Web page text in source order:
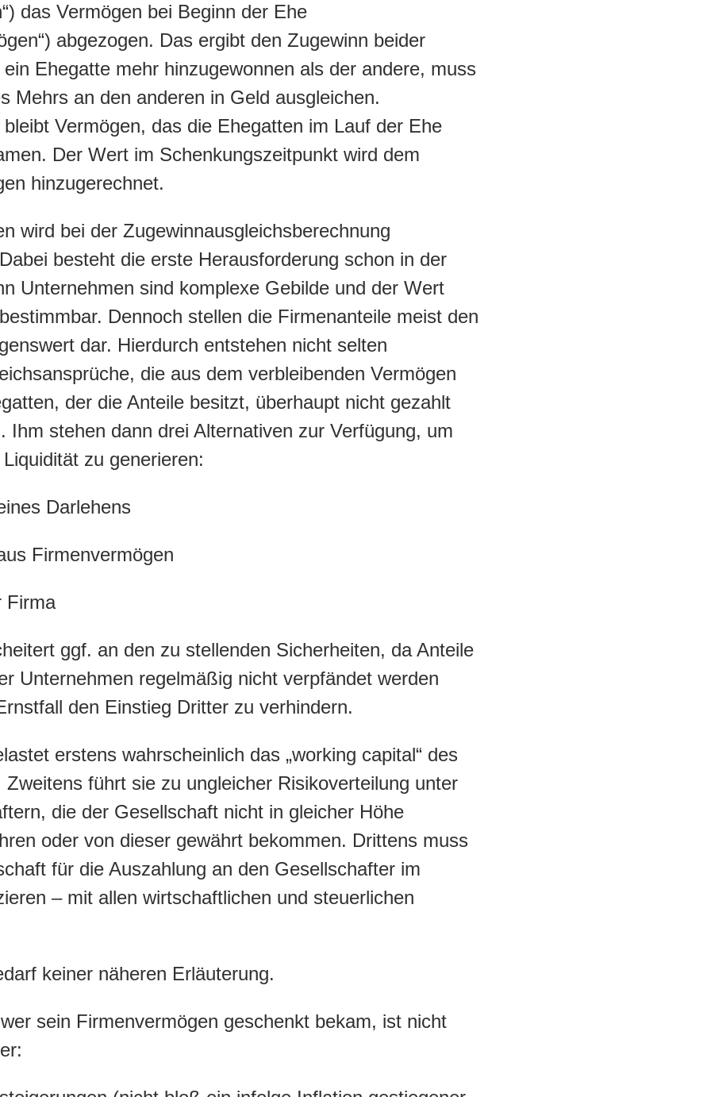
das Vermögen bei Beginn der Ehe
abgezogen. Das ergibt den Zugewinn beider
Ehegatte mehr hinzugewonnen als der andere, muss
Mehrs an den anderen in Geld ausgleichen.
Vermögen, das die Ehegatten im Lauf der Ehe
Der Wert im Schenkungszeitpunkt wird dem
hinzugerechnet.
wird bei der Zugewinnausgleichsberechnung
besteht die erste Herausforderung schon in der
Unternehmen sind komplexe Gebilde und der Wert
Dennoch stellen die Firmenanteile meist den
dar. Hierdurch entstehen nicht selten
die aus dem verbleibenden Vermögen
der die Anteile besitzt, überhaupt nicht gezahlt
Ihm stehen dann drei Alternativen zur Verfügung, um
zu generieren:
Darlehens
Firmenvermögen
Firma
ggf. an den zu stellenden Sicherheiten, da Anteile
Unternehmen regelmäßig nicht verpfändet werden
den Einstieg Dritter zu verhindern.
erstens wahrscheinlich das „working capital“ des
Zweitens führt sie zu ungleicher Risikoverteilung unter
die der Gesellschaft nicht in gleicher Höhe
oder von dieser gewährt bekommen. Drittens muss
für die Auszahlung an den Gesellschafter im
– mit allen wirtschaftlichen und steuerlichen
keiner näheren Erläuterung.
sein Firmenvermögen geschenkt bekam, ist nicht